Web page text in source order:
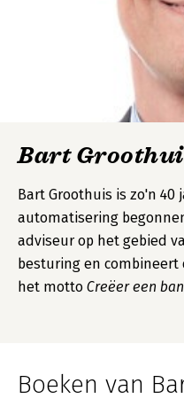
Bart
Bart Groothuis is zo'n 40
automatisering
adviseur op het gebied
besturing en
het motto Creëer een
Boeken van